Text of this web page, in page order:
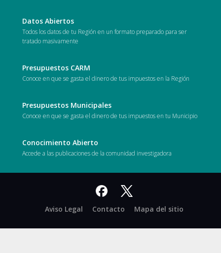
Datos Abiertos
Todos los datos de tu Región en un formato preparado para ser
tratado masivamente
Presupuestos CARM
Conoce en que se gasta el dinero de tus impuestos en la Región
Presupuestos Municipales
Conoce en que se gasta el dinero de tus impuestos en tu Municipio
Conocimiento Abierto
Accede a las publicaciones de la comunidad investigadora
Aviso Legal Contacto Mapa del sitio